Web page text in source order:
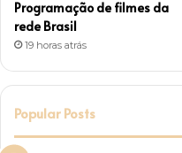
Programação de filmes da
rede Brasil
19 horas atrás
Popular Posts